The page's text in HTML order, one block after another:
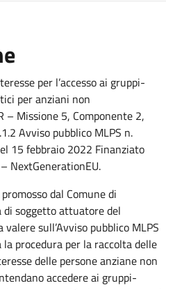
per l’accesso ai gruppi-
per anziani non
– Missione 5, Componente 2,
Avviso pubblico MLPS n.
15 febbraio 2022 Finanziato
NextGenerationEU.
dal Comune di
soggetto attuatore del
sull’Avviso pubblico MLPS
procedura per la raccolta delle
delle persone anziane non
accedere ai gruppi-